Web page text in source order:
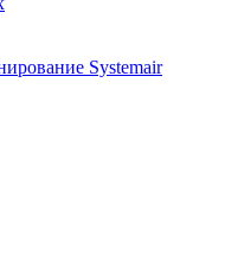
Systemair